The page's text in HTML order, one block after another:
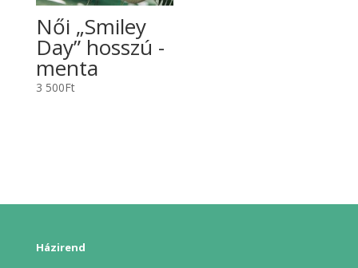
Női „Smiley
Day” hosszú -
menta
3 500Ft
Házirend